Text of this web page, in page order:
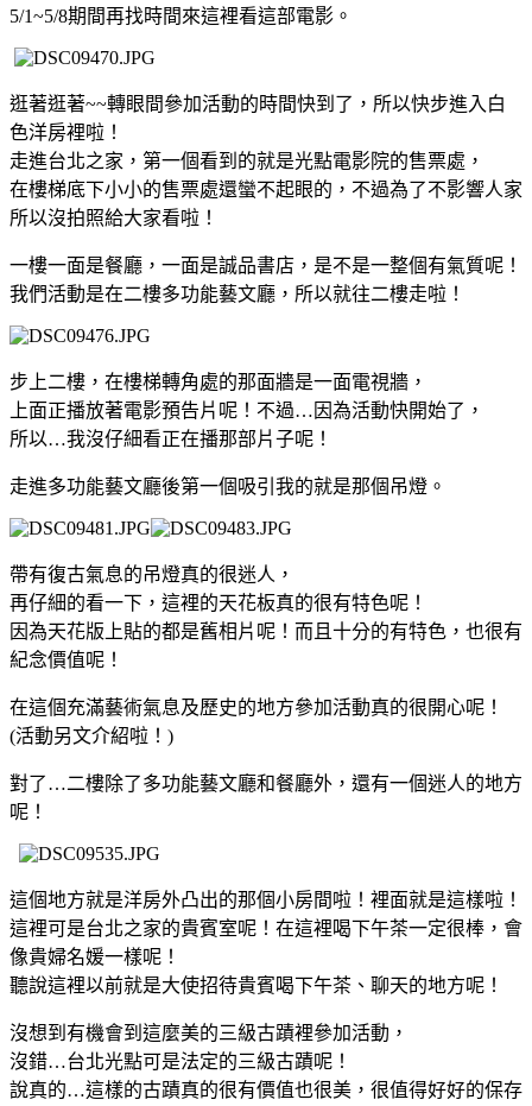
5/1~5/8期間再找時間來這裡看這部電影。
逛著逛著~~轉眼間參加活動的時間快到了，所以快步進入白
色洋房裡啦！
走進台北之家，第一個看到的就是光點電影院的售票處，
在樓梯底下小小的售票處還蠻不起眼的，不過為了不影響人家
所以沒拍照給大家看啦！
一樓一面是餐廳，一面是誠品書店，是不是一整個有氣質呢！
我們活動是在二樓多功能藝文廳，所以就往二樓走啦！
步上二樓，在樓梯轉角處的那面牆是一面電視牆，
上面正播放著電影預告片呢！不過…因為活動快開始了，
所以…我沒仔細看正在播那部片子呢！
走進多功能藝文廳後第一個吸引我的就是那個吊燈。
帶有復古氣息的吊燈真的很迷人，
再仔細的看一下，這裡的天花板真的很有特色呢！
因為天花版上貼的都是舊相片呢！而且十分的有特色，也很有
紀念價值呢！
在這個充滿藝術氣息及歷史的地方參加活動真的很開心呢！
(活動另文介紹啦！)
對了…二樓除了多功能藝文廳和餐廳外，還有一個迷人的地方
呢！
這個地方就是洋房外凸出的那個小房間啦！裡面就是這樣啦！
這裡可是台北之家的貴賓室呢！在這裡喝下午茶一定很棒，會
像貴婦名媛一樣呢！
聽說這裡以前就是大使招待貴賓喝下午茶、聊天的地方呢！
沒想到有機會到這麼美的三級古蹟裡參加活動，
沒錯…台北光點可是法定的三級古蹟呢！
說真的…這樣的古蹟真的很有價值也很美，很值得好好的保存